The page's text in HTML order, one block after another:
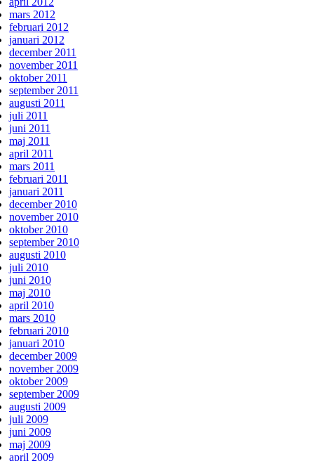
mars 2012
februari 2012
januari 2012
december 2011
november 2011
oktober 2011
september 2011
augusti 2011
juli 2011
juni 2011
maj 2011
april 2011
mars 2011
februari 2011
januari 2011
december 2010
november 2010
oktober 2010
september 2010
augusti 2010
juli 2010
juni 2010
maj 2010
april 2010
mars 2010
februari 2010
januari 2010
december 2009
november 2009
oktober 2009
september 2009
augusti 2009
juli 2009
juni 2009
maj 2009
april 2009